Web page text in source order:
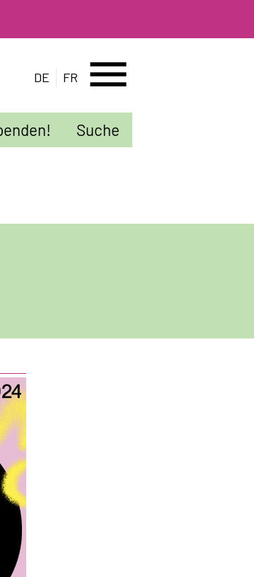
DE FR menu
Suche